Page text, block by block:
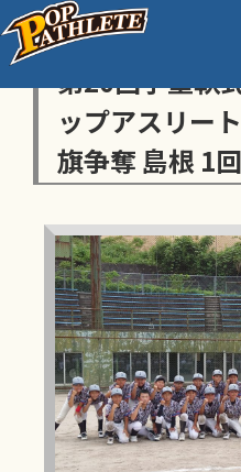
センス・トラ
第20回学童軟
ップアスリー
旗争奪 島根 1